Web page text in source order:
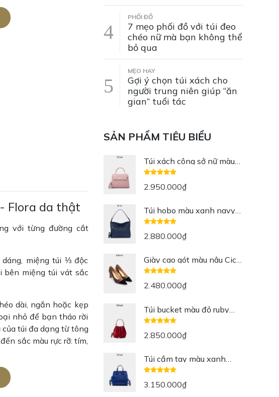
Flora da thật
với từng đường cắt
miệng túi ⅓ độc
bên miệng túi vát sắc
dài, ngắn hoặc kẹp
nhỏ để bạn tháo rời
của túi đa dạng từ tông
sắc màu rực rỡ: tím,
PHỐI ĐỒ
7 mẹo phối đồ với túi đeo
chéo nữ mà bạn không thể
bỏ qua
MẸO HAY
Gợi ý chọn túi xách cho
người trung niên giúp “ăn
gian” tuổi tác
SẢN PHẨM TIÊU BIỂU
Túi xách công sở nữ màu
hồng cherry vân hạt
Maggie da thật
2.950.000₫
Túi hobo màu xanh navy
Mono da thật
2.880.000₫
Giày cao gót màu nâu Cici
da thật
2.480.000₫
Túi bucket màu đỏ ruby
Zoe da thật
2.850.000₫
Túi cầm tay màu xanh
cobalt sẫm 3 in 1 Hallie da
thật
3.150.000₫